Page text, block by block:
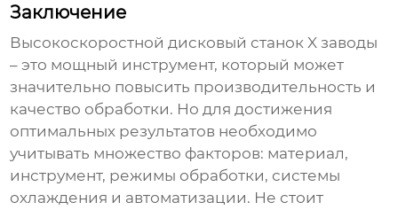
Заключение
Высокоскоростной дисковый станок X заводы
– это мощный инструмент, который может
значительно повысить производительность и
качество обработки. Но для достижения
оптимальных результатов необходимо
учитывать множество факторов: материал,
инструмент, режимы обработки, системы
охлаждения и автоматизации. Не стоит